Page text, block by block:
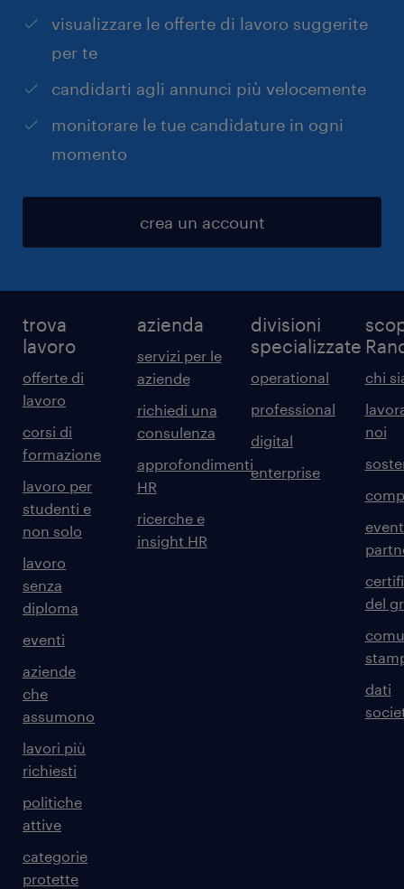
visualizzare le offerte di lavoro suggerite
per te
candidarti agli annunci più velocemente
monitorare le tue candidature in ogni
momento
crea un account
trova
lavoro
offerte di
lavoro
corsi di
formazione
lavoro per
studenti e
non solo
lavoro
senza
diploma
eventi
aziende
che
assumono
lavori più
richiesti
politiche
attive
categorie
protette
azienda
servizi per le
aziende
richiedi una
consulenza
approfondimenti
HR
ricerche e
insight HR
divisioni
specializzate
operational
professional
digital
enterprise
chi
noi
del
dati